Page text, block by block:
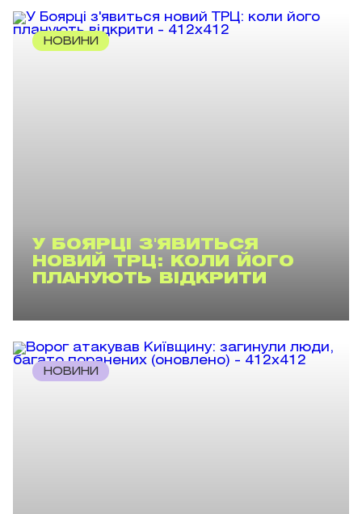
НОВИНИ
У БОЯРЦІ З'ЯВИТЬСЯ
НОВИЙ ТРЦ: КОЛИ ЙОГО
ПЛАНУЮТЬ ВІДКРИТИ
НОВИНИ